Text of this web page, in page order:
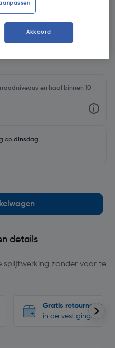
en haal binnen 10
op dinsdag
details
splijtwerking zonder voor te
Gratis retourneren
in de vestigingen
Akkoord